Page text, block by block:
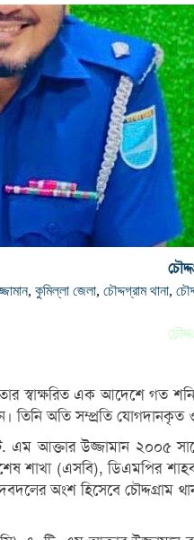
, কুমিল্লা জেলা, চৌদ্দগ্রাম থানা,
স্বাক্ষরিত এক আদেশে গত
তিনি অতি সম্প্রতি যোগদানকৃত
এম আক্তার উজ্জামান ২০০৫
শাখা (এসবি), ডিএমপির
অংশ হিসেবে চৌদ্দগ্রাম